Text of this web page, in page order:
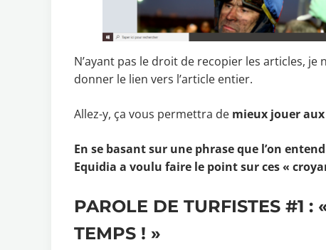
N’ayant pas le droit de recopier les articles,
donner le lien vers l’article entier.
Allez-y, ça vous permettra de mieux jouer
En se basant sur une phrase que l’on
Equidia a voulu faire le point sur ces «
PAROLE DE TURFISTES #1
TEMPS ! »